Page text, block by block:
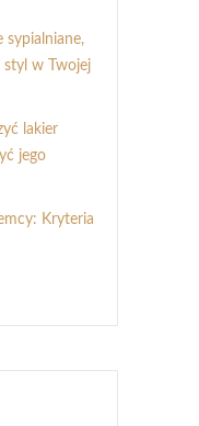
sypialniane,
w Twojej
lakier
jego
Kryteria